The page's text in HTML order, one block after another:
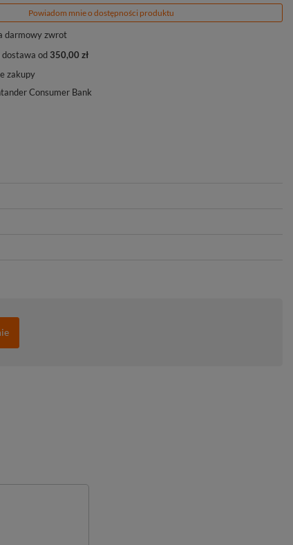
Powiadom mnie o dostępności produktu
darmowy zwrot
od 350,00 zł
zakupy
Consumer Bank